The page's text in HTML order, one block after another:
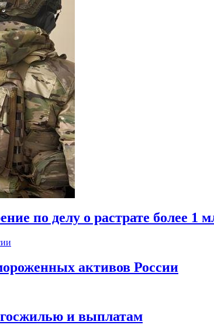
по делу о растрате более 1
активов России
и выплатам